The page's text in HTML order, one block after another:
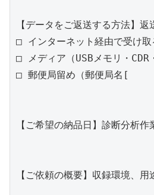
【データをご返送する方法】
□ インターネット経由で受け取
□ メディア（USBメモリ・CDR
□ 郵便局留め（郵便局名[	]）
【ご希望の納品日】診断分析
【ご依頼の概要】収録環境、